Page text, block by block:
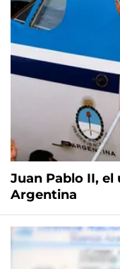
Juan Pablo II, el
Argentina